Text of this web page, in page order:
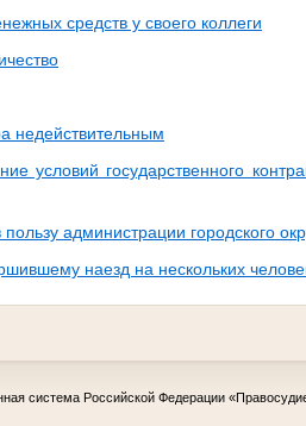
средств у своего коллеги
недействительным
условий государственного
администрации городского
наезд на нескольких
система Российской Федерации